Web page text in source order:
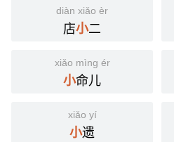
diàn xiǎo èr
店小二
xiǎo mìng ér
小命儿
xiǎo yí
小遗